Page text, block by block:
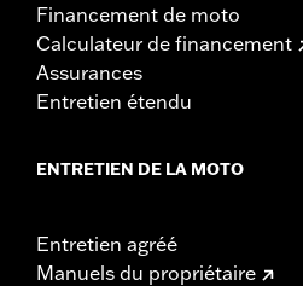
Financement de moto
Calculateur de financement
Assurances
Entretien étendu
ENTRETIEN DE LA MOTO
Entretien agréé
Manuels du propriétaire